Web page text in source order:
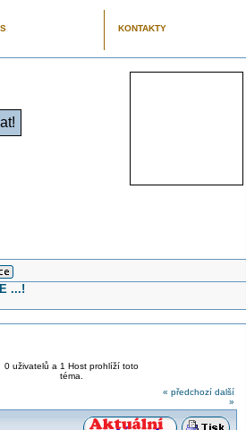
KONTAKTY
...!
0 uživatelů a 1 Host prohlíží toto
téma.
« předchozí další
»